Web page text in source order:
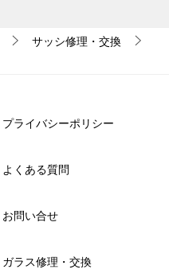
サッシ修理・交換
プライバシーポリシー
よくある質問
お問い合せ
ガラス修理・交換